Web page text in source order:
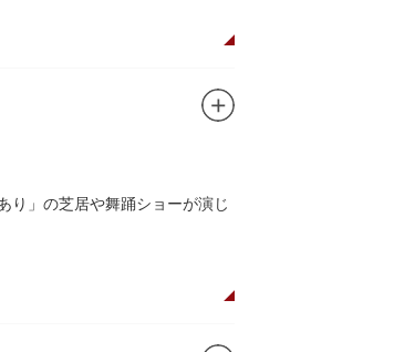
り」の芝居や舞踊ショーが演じ